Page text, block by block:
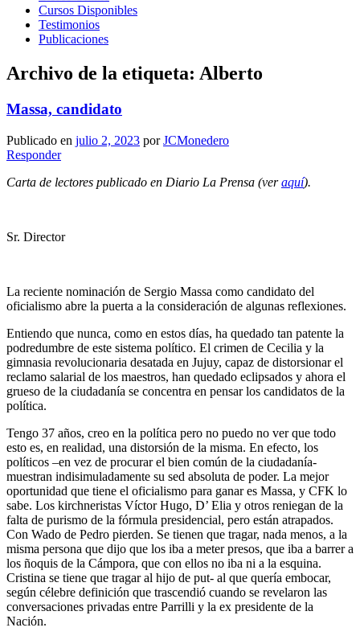
Cursos Disponibles
Testimonios
Publicaciones
Archivo de la etiqueta: Alberto
Massa, candidato
Publicado en julio 2, 2023 porJCMonedero
Responder
Carta de lectores publicado en Diario La Prensa (veraquí).
Sr. Director
La reciente nominación de Sergio Massa como candidato del
oficialismo abre la puerta a la consideración de algunas reflexiones.
Entiendo que nunca, como en estos días, ha quedado tan patente la
podredumbre de este sistema político. El crimen de Cecilia y la
gimnasia revolucionaria desatada en Jujuy, capaz de distorsionar el
reclamo salarial de los maestros, han quedado eclipsados y ahora el
grueso de la ciudadanía se concentra en pensar los candidatos de la
política.
Tengo 37 años, creo en la política pero no puedo no ver que todo
esto es, en realidad, una distorsión de la misma. En efecto, los
políticos –en vez de procurar el bien común de la ciudadanía-
muestran indisimuladamente su sed absoluta de poder. La mejor
oportunidad que tiene el oficialismo para ganar es Massa, y CFK lo
sabe. Los kirchneristas Víctor Hugo, D’ Elia y otros reniegan de la
falta de purismo de la fórmula presidencial, pero están atrapados.
Con Wado de Pedro pierden. Se tienen que tragar, nada menos, a la
misma persona que dijo que los iba a meter presos, que iba a barrer a
los ñoquis de la Cámpora, que con ellos no iba ni a la esquina.
Cristina se tiene que tragar al hijo de put- al que quería embocar,
según célebre definición que trascendió cuando se revelaron las
conversaciones privadas entre Parrilli y la ex presidente de la
Nación.